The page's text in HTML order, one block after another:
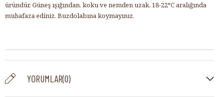
üründür. Güneş ışığından, koku ve nemden uzak, 18-22°C aralığında
muhafaza ediniz. Buzdolabına koymayınız.
YORUMLAR(0)